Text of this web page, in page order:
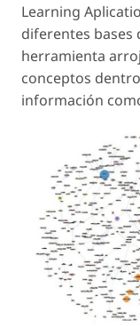
Learning
diferentes bases
herramienta
conceptos
información